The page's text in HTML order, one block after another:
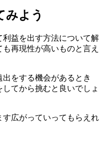
みよう
益を出す方法について解
再現性が高いものと言え
をする機会があるとき
てから挑むと良いでしょ
広がっていってもらえれ